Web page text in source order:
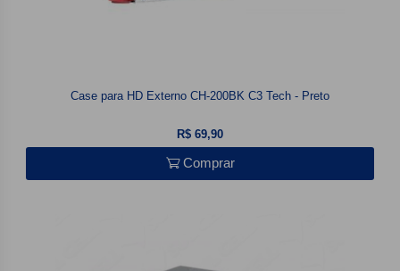
Case para HD Externo CH-200BK C3 Tech - Preto
R$ 69,90
Comprar